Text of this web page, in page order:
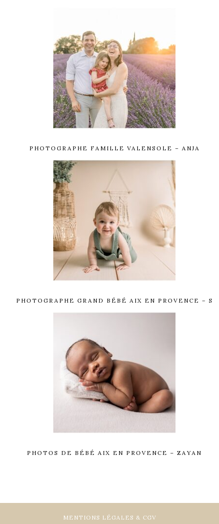
PHOTOGRAPHE FAMILLE VALENSOLE – ANJA
PHOTOGRAPHE GRAND BÉBÉ AIX EN PROVENCE – S
PHOTOS DE BÉBÉ AIX EN PROVENCE – ZAYAN
MENTIONS LÉGALES & CGV